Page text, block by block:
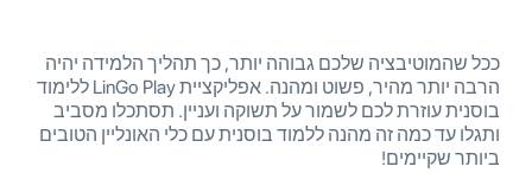
ככל שהמוטיבציה שלכם גבוהה יותר, כך תהליך הלמידה יהיה
הרבה יותר מהיר, פשוט ומהנה. אפליקציית LinGo Play ללימוד
בוסנית עוזרת לכם לשמור על תשוקה ועניין. תסתכלו מסביב
ותגלו עד כמה זה מהנה ללמוד בוסנית עם כלי האונליין הטובים
ביותר שקיימים!